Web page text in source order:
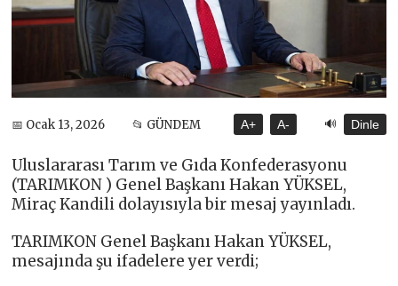
📅 Ocak 13, 2026 📂 GÜNDEM A+ A- 🔊 Dinle
Uluslararası Tarım ve Gıda Konfederasyonu
(TARIMKON ) Genel Başkanı Hakan YÜKSEL,
Miraç Kandili dolayısıyla bir mesaj yayınladı.
TARIMKON Genel Başkanı Hakan YÜKSEL,
mesajında şu ifadelere yer verdi;